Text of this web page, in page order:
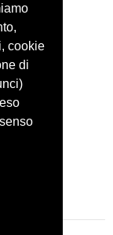
cookie
di